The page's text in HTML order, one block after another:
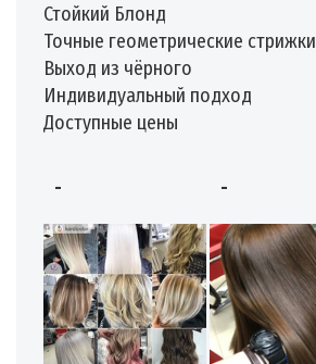
Стойкий Блонд
Точные геометрические стрижки
Выход из чёрного
Индивидуальный подход
Доступные цены
- -